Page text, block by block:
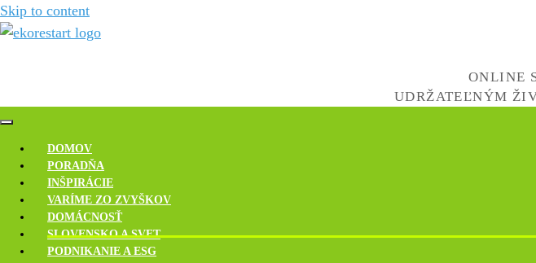
Skip to content
ONLINE
UDRŽATEĽNÝM
DOMOV
PORADŇA
INŠPIRÁCIE
VARÍME ZO ZVYŠKOV
DOMÁCNOSŤ
SLOVENSKO A SVET
PODNIKANIE A ESG